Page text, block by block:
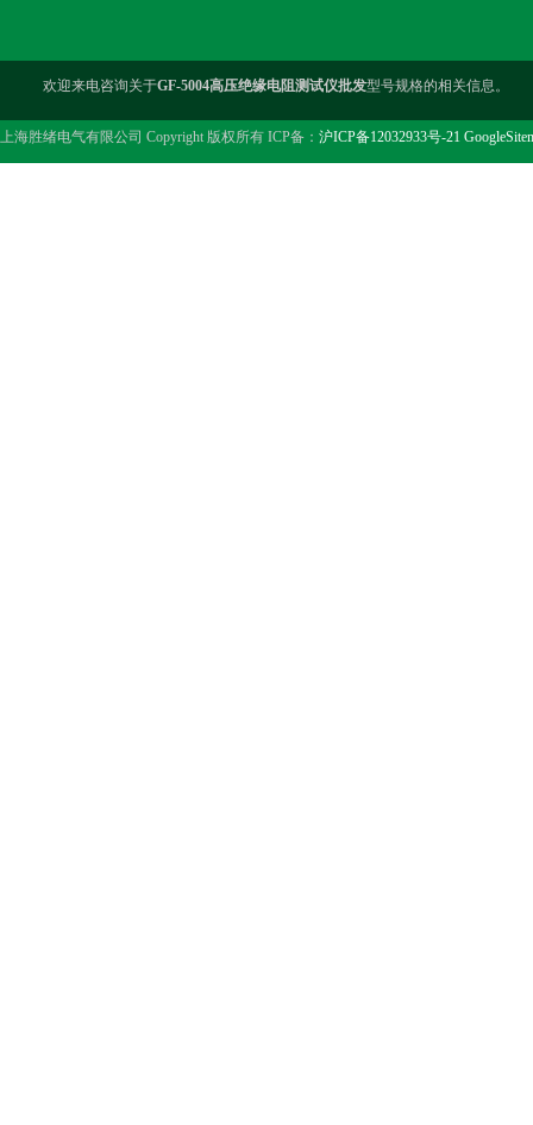
欢迎来电咨询关于GF-5004高压绝缘电阻测试仪批发型号规格的相关信息。
上海胜绪电气有限公司 Copyright 版权所有 ICP备： 沪ICP备12032933号-21